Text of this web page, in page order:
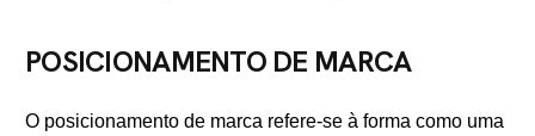
POSICIONAMENTO DE MARCA
O posicionamento de marca refere-se à forma como uma